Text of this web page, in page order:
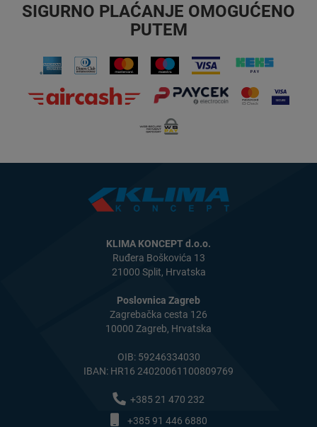
SIGURNO PLAĆANJE OMOGUĆENO
PUTEM
KLIMA KONCEPT d.o.o.
Ruđera Boškovića 13
21000 Split, Hrvatska
Poslovnica Zagreb
Zagrebačka cesta 126
10000 Zagreb, Hrvatska
OIB: 59246334030
IBAN: HR16 24020061100809769
+385 21 470 232
+385 91 446 6880